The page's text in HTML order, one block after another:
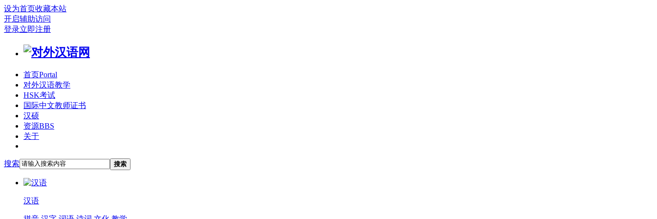
设为首页收藏本站
开启辅助访问
登录立即注册
首页Portal
对外汉语教学
HSK考试
国际中文教师证书
汉硕
资源BBS
关于
搜索 搜索
汉语